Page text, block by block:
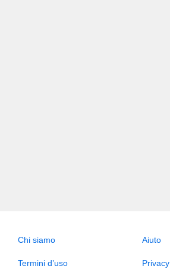
Chi siamo Aiuto
Termini d’uso Privacy